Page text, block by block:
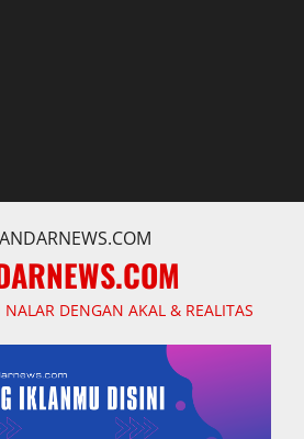
DENGAN AKAL & REALITAS